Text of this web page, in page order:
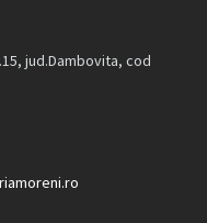
jud.Dambovita, cod